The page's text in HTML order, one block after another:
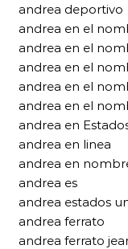
andrea deportivo
andrea en el
andrea en el
andrea en el
andrea en el
andrea en el
andrea en
andrea en linea
andrea en
andrea es
andrea estados
andrea ferrato
andrea ferrato